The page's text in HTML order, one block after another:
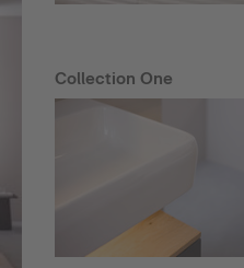
Collection One